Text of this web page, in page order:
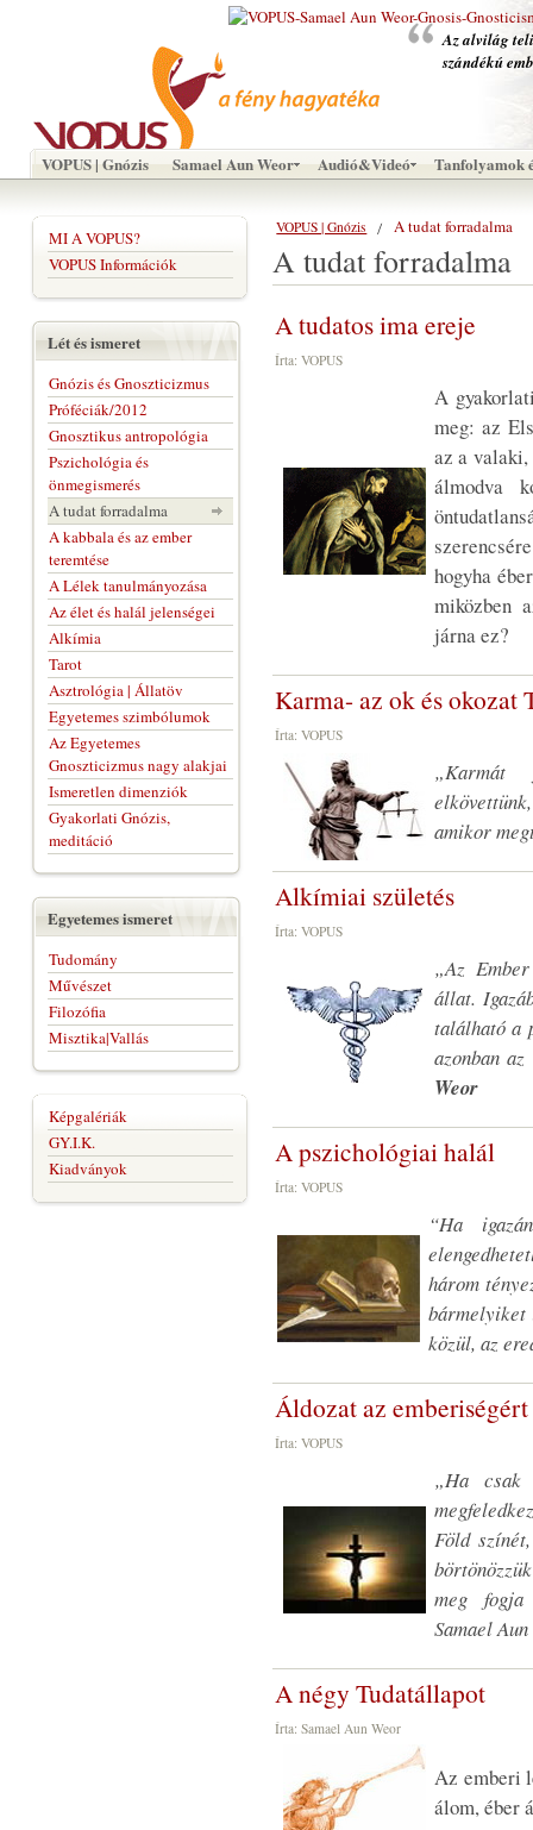
Az alvilág
szándékú
VOPUS | Gnózis Samael Aun Weor Audió&Videó Tanfolyamok
VOPUS | Gnózis A tudat forradalma
A tudat forradalma
A tudatos ima ereje
Írta: VOPUS
A
meg: az
az a valaki,
álmodva
hogyha
miközben
járna ez?
Karma- az ok és okozat
Írta: VOPUS
„Karmát
amikor
Alkímiai születés
Írta: VOPUS
„Az
állat.
található a
azonban
Weor
A pszichológiai halál
Írta: VOPUS
“Ha
három
bármelyiket
közül, az
Áldozat az emberiségért
Írta: VOPUS
„Ha csak
Föld
meg fogja
Samael
A négy Tudatállapot
Írta: Samael Aun Weor
Az emberi
álom, éber
MI A VOPUS?
VOPUS Információk
Lét és ismeret
Gnózis és Gnoszticizmus
Próféciák/2012
Gnosztikus antropológia
Pszichológia és
önmegismerés
A tudat forradalma
A kabbala és az ember
teremtése
A Lélek tanulmányozása
Az élet és halál jelenségei
Alkímia
Tarot
Asztrológia | Állatöv
Egyetemes szimbólumok
Az Egyetemes
Gnoszticizmus nagy alakjai
Ismeretlen dimenziók
Gyakorlati Gnózis,
meditáció
Egyetemes ismeret
Tudomány
Művészet
Filozófia
Misztika|Vallás
Képgalériák
GY.I.K.
Kiadványok